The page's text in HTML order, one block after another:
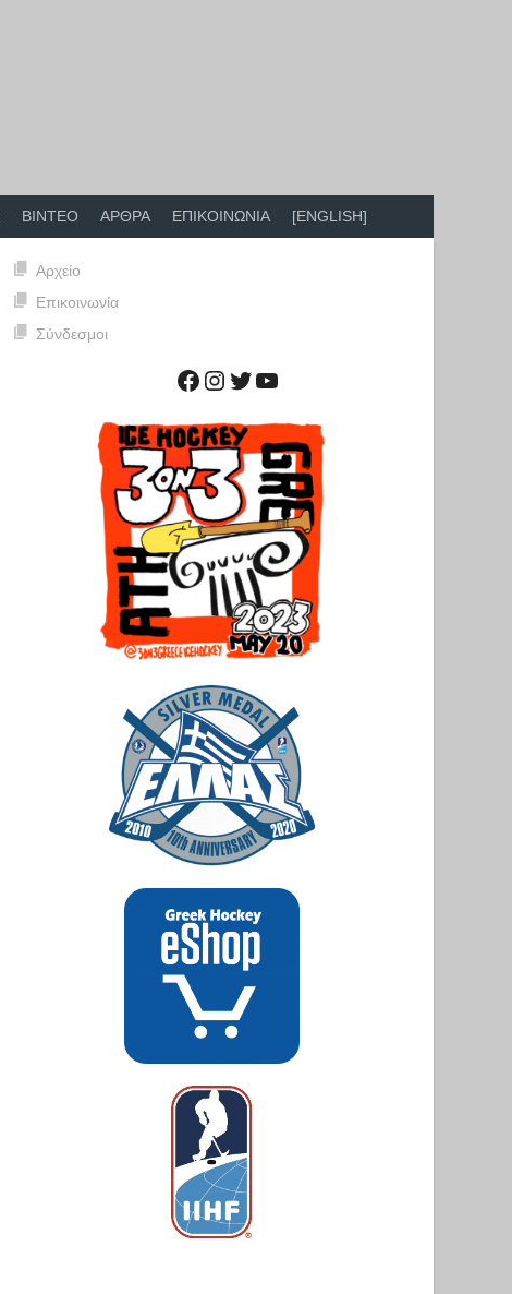
ΒΙΝΤΕΟ ΑΡΘΡΑ ΕΠΙΚΟΙΝΩΝΙΑ [ENGLISH]
Αρχείο
Επικοινωνία
Σύνδεσμοι
Facebook
Instagram
Twitter
YouTube